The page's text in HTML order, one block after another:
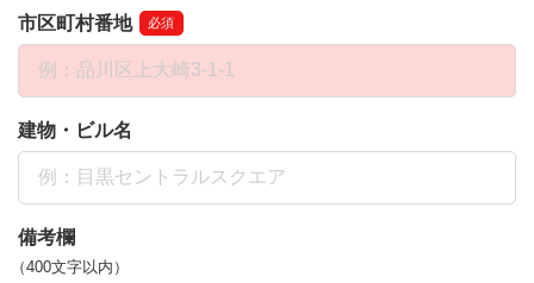
市区町村番地 必須
建物・ビル名
備考欄
（400文字以内）